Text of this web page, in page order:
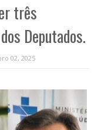
três
Deputados.
02, 2025